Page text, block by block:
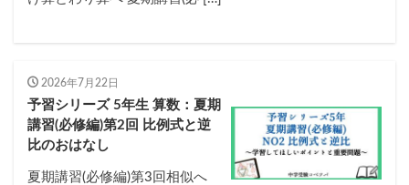
2026年7月22日
予習シリーズ 5年生 算数：夏期
講習(必修編)第2回 比例式と逆
比のおはなし
夏期講習(必修編)第3回相似へ